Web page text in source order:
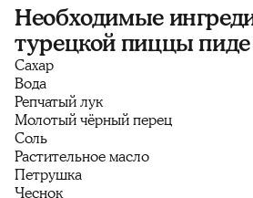
Необходимые
турецкой пиццы пиде
Сахар
Вода
Репчатый лук
Молотый чёрный перец
Соль
Растительное масло
Петрушка